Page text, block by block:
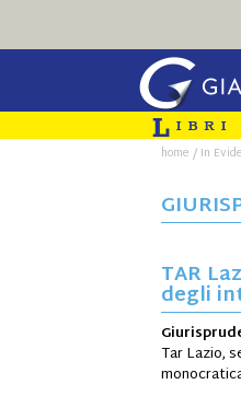
home / In
TAR
degli
Tar Lazio,